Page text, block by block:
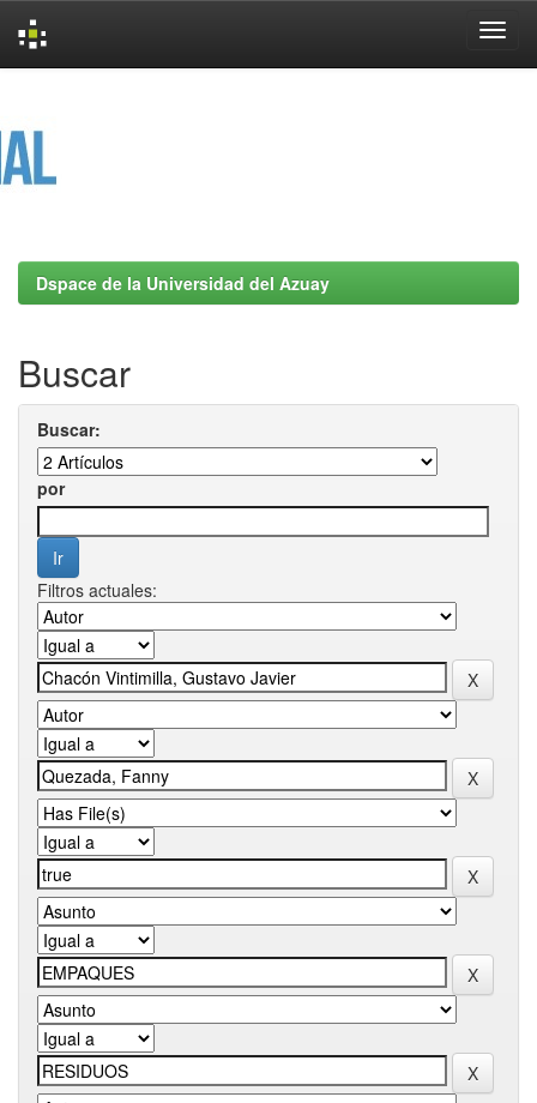
Dspace de la Universidad del Azuay
Buscar
Buscar:
por
Filtros actuales: